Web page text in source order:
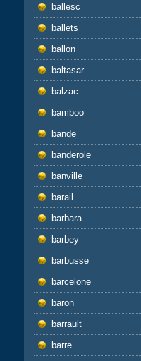
ballesc
ballets
ballon
baltasar
balzac
bamboo
bande
banderole
banville
barail
barbara
barbey
barbusse
barcelone
baron
barrault
barre